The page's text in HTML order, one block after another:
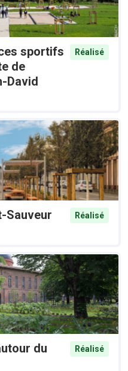
sportifs
de
David
Réalisé
Sauveur
Réalisé
du
Réalisé